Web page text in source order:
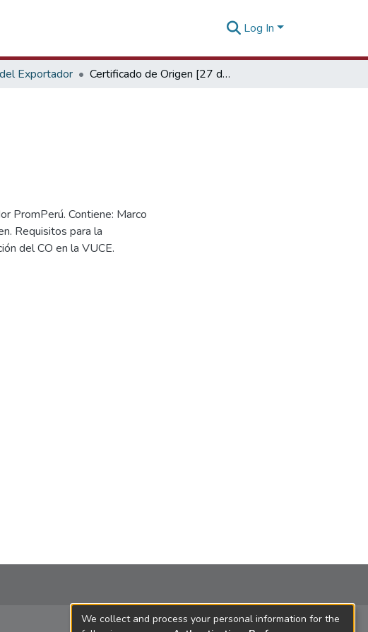
Log In
Exportador Certificado de Origen [27 de marzo de 2019]
PromPerú. Contiene: Marco
Requisitos para la
del CO en la VUCE.
We collect and process your personal information for the